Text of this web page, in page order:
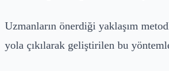
Uzmanların önerdiği yaklaşım
yola çıkılarak geliştirilen bu